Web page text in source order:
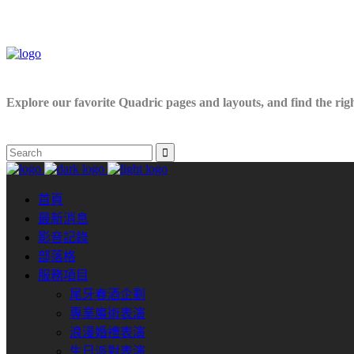
Explore our favorite Quadric pages and layouts, and find the
首頁
最新消息
影音記錄
部落格
服務項目
尾牙春酒企劃
專業魔術表演
浪漫婚禮表演